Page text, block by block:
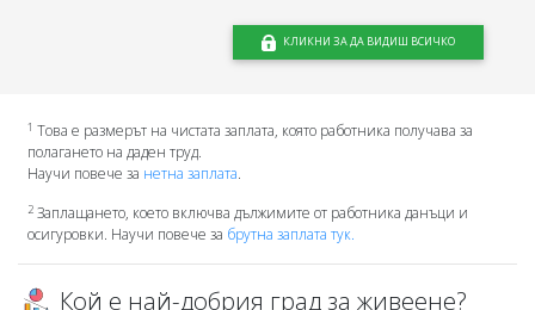
КЛИКНИ ЗА ДА ВИДИШ ВСИЧКО
1 Това е размерът на чистата заплата, която работника получава за
полагането на даден труд.
Научи повече за нетна заплата.
2Заплащането, което включва дължимите от работника данъци и
осигуровки. Научи повече за брутна заплата тук.
Кой е най-добрия град за живеене?